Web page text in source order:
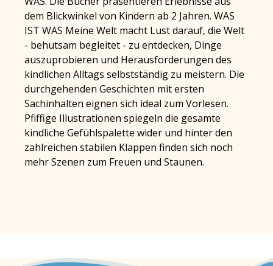
dem Blickwinkel von Kindern ab 2 Jahren. WAS
IST WAS Meine Welt macht Lust darauf, die Welt
- behutsam begleitet - zu entdecken, Dinge
auszuprobieren und Herausforderungen des
kindlichen Alltags selbstständig zu meistern. Die
durchgehenden Geschichten mit ersten
Sachinhalten eignen sich ideal zum Vorlesen.
Pfiffige Illustrationen spiegeln die gesamte
kindliche Gefühlspalette wider und hinter den
zahlreichen stabilen Klappen finden sich noch
mehr Szenen zum Freuen und Staunen.